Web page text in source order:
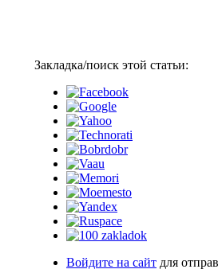
Закладка/поиск этой статьи:
Войдите на сайт для